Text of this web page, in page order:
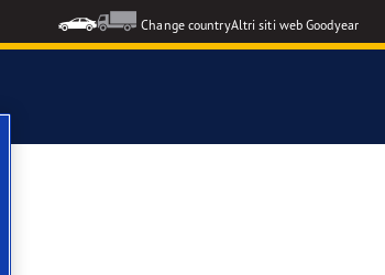
Change countryAltri siti web Goodyear